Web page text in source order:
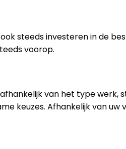
steeds investeren in de
voorop.
van het type werk,
keuzes. Afhankelijk van uw